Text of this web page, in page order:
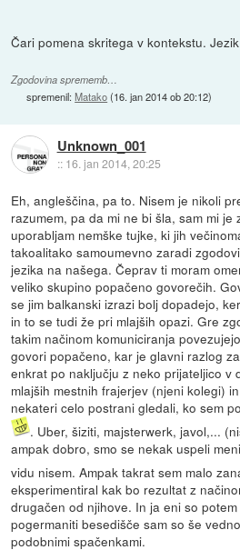
Čari pomena skritega v kontekstu.
Zgodovina sprememb…
spremenil:Matako(16. jan 2014 ob 20:12)
Unknown_001
:: 16. jan 2014, 20:25
Eh, angleščina, pa to. Nisem je nikoli
razumem, pa da mi ne bi šla, sam mi je
uporabljam nemške tujke, ki jih
takoalitako samoumevno zaradi
jezika na našega. Čeprav ti moram
veliko skupino popačeno govorečih.
se jim balkanski izrazi bolj dopadejo,
in to se tudi že pri mlajših opazi. Gre
takim načinom komuniciranja
govori popačeno, kar je glavni razlog
enkrat po naključju z neko prijateljico v
mlajših mestnih frajerjev (njeni kolegi)
nekateri celo postrani gledali, ko sem
. Uber, šiziti, majsterwerk, javol,...
ampak dobro, smo se nekak uspeli
vidu nisem. Ampak takrat sem malo
eksperimentiral kak bo rezultat z
drugačen od njihove. In ja eni so
pogermaniti besedišče sam so še
podobnimi spačenkami.